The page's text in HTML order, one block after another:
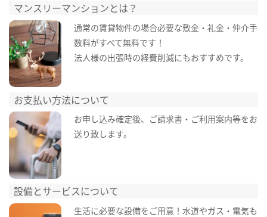
マンスリーマンションとは？
通常の賃貸物件の場合必要な敷金・礼金・仲介手
数料がすべて無料です！
法人様の出張時の経費削減にもおすすめです。
お支払い方法について
お申し込み確定後、ご請求書・ご利用案内等をお
送り致します。
設備とサービスについて
生活に必要な設備をご用意！水道やガス・電気も